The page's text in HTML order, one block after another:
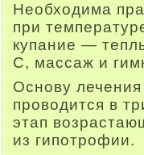
Необходима
при
купание —
С, массаж и
Основу
проводится в
этап
из гипотрофии.